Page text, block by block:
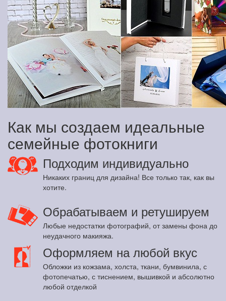
Как мы создаем идеальные
семейные фотокниги
Подходим индивидуально
Никаких границ для дизайна! Все только так, как вы
хотите.
Обрабатываем и ретушируем
Любые недостатки фотографий, от замены фона до
неудачного макияжа.
Оформляем на любой вкус
Обложки из кожзама, холста, ткани, бумвинила, с
фотопечатью, с тиснением, вышивкой и абсолютно
любой отделкой